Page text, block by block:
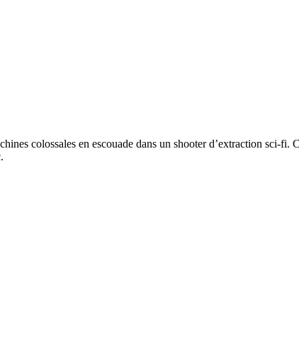
colossales en escouade dans un shooter d’extraction sci-fi.